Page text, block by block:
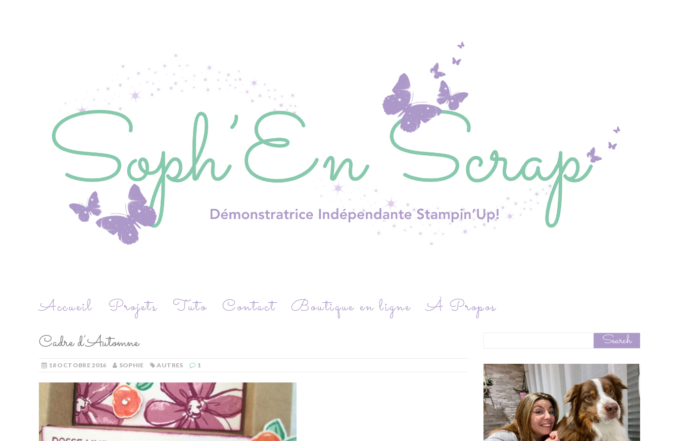
Accueil Projets Tuto Contact Boutique en ligne
À Propos
Cadre d’Automne
18 OCTOBRE 2016 SOPHIE AUTRES 1